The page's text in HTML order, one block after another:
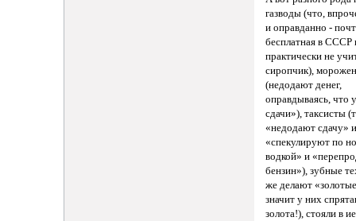
газводы (что,
и оправданно -
бесплатная в СССР
практически не
сиропчик),
(недодают денег,
оправдываясь, что
сдачи»), таксисты
«недодают сдачу»
«спекулируют по
водкой» и
бензин»), зубные
же делают
значит у них
золота!), стояли в